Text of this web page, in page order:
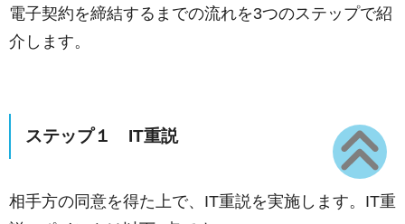
電子契約を締結するまでの流れを3つのステップで紹
介します。
ステップ１ IT重説
相手方の同意を得た上で、IT重説を実施します。IT重